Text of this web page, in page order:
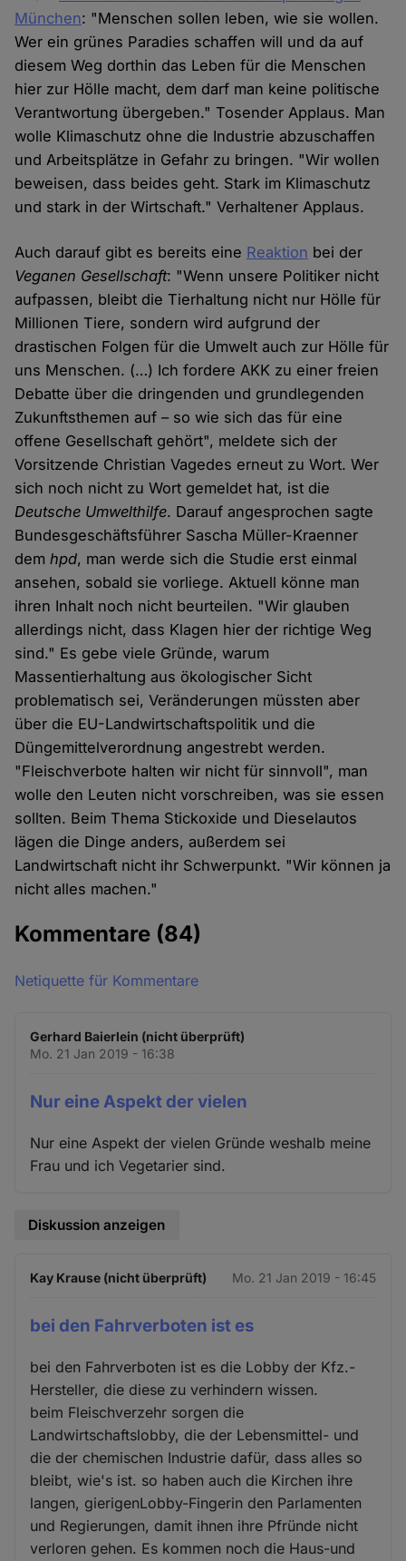
München: "Menschen sollen leben, wie sie wollen.
Wer ein grünes Paradies schaffen will und da auf
diesem Weg dorthin das Leben für die Menschen
hier zur Hölle macht, dem darf man keine politische
Verantwortung übergeben." Tosender Applaus. Man
wolle Klimaschutz ohne die Industrie abzuschaffen
und Arbeitsplätze in Gefahr zu bringen. "Wir wollen
beweisen, dass beides geht. Stark im Klimaschutz
und stark in der Wirtschaft." Verhaltener Applaus.
Auch darauf gibt es bereits eine Reaktion bei der
Veganen Gesellschaft: "Wenn unsere Politiker nicht
aufpassen, bleibt die Tierhaltung nicht nur Hölle für
Millionen Tiere, sondern wird aufgrund der
drastischen Folgen für die Umwelt auch zur Hölle für
uns Menschen. (…) Ich fordere AKK zu einer freien
Debatte über die dringenden und grundlegenden
Zukunftsthemen auf – so wie sich das für eine
offene Gesellschaft gehört", meldete sich der
Vorsitzende Christian Vagedes erneut zu Wort. Wer
sich noch nicht zu Wort gemeldet hat, ist die
Deutsche Umwelthilfe. Darauf angesprochen sagte
Bundesgeschäftsführer Sascha Müller-Kraenner
demhpd, man werde sich die Studie erst einmal
ansehen, sobald sie vorliege. Aktuell könne man
ihren Inhalt noch nicht beurteilen. "Wir glauben
allerdings nicht, dass Klagen hier der richtige Weg
sind." Es gebe viele Gründe, warum
Massentierhaltung aus ökologischer Sicht
problematisch sei, Veränderungen müssten aber
über die EU-Landwirtschaftspolitik und die
Düngemittelverordnung angestrebt werden.
"Fleischverbote halten wir nicht für sinnvoll", man
wolle den Leuten nicht vorschreiben, was sie essen
sollten. Beim Thema Stickoxide und Dieselautos
lägen die Dinge anders, außerdem sei
Landwirtschaft nicht ihr Schwerpunkt. "Wir können ja
nicht alles machen."
Kommentare (84)
Netiquette für Kommentare
Gerhard Baierlein (nicht überprüft)
Mo. 21 Jan 2019 - 16:38
Nur eine Aspekt der vielen
Nur eine Aspekt der vielen Gründe weshalb meine
Frau und ich Vegetarier sind.
Diskussion anzeigen
Kay Krause (nicht überprüft) Mo. 21 Jan 2019 - 16:45
bei den Fahrverboten ist es
bei den Fahrverboten ist es die Lobby der Kfz.-
Hersteller, die diese zu verhindern wissen.
beim Fleischverzehr sorgen die
Landwirtschaftslobby, die der Lebensmittel- und
die der chemischen Industrie dafür, dass alles so
bleibt, wie's ist. so haben auch die Kirchen ihre
langen, gierigenLobby-Fingerin den Parlamenten
und Regierungen, damit ihnen ihre Pfründe nicht
verloren gehen. Es kommen noch die Haus-und